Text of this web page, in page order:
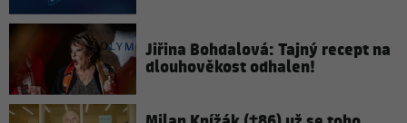
Jiřina Bohdalová: Tajný recept na
dlouhověkost odhalen!